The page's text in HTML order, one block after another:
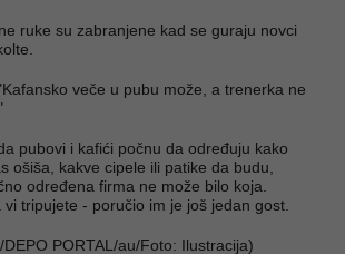
ruke su zabranjene kad se guraju novci
veče u pubu može, a trenerka ne
pubovi i kafići počnu da određuju kako
ošiša, kakve cipele ili patike da budu,
određena firma ne može bilo koja.
vi tripujete - poručio im je još jedan gost.
PORTAL/au/Foto: Ilustracija)